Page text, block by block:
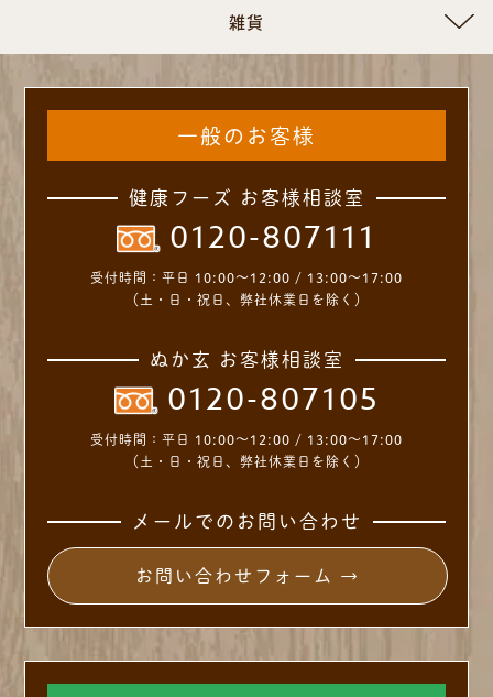
雑貨
一般のお客様
健康フーズ お客様相談室
0120-807111
受付時間： 平日 10:00～12:00 / 13:00～17:00
（土・日・祝日、弊社休業日を除く）
ぬか玄 お客様相談室
0120-807105
受付時間： 平日 10:00～12:00 / 13:00～17:00
（土・日・祝日、弊社休業日を除く）
メールでのお問い合わせ
お問い合わせフォーム →